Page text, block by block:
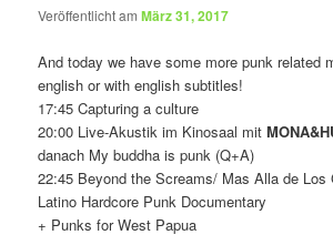
Veröffentlicht amMärz 31, 2017
And today we have some more punk related
english or with english subtitles!
17:45 Capturing a culture
20:00 Live-Akustik im Kinosaal mit
danach My buddha is punk (Q+A)
22:45 Beyond the Screams/ Mas Alla de Los
Latino Hardcore Punk Documentary
+ Punks for West Papua